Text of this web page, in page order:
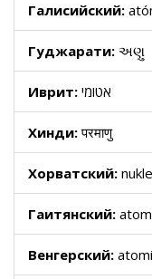
Галисийский:
Гуджарати: અણુ
Иврит: אטומי
Хинди:परमाणु
Хорватский:
Гаитянский:
Венгерский: